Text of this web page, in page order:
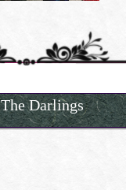
The Darlings